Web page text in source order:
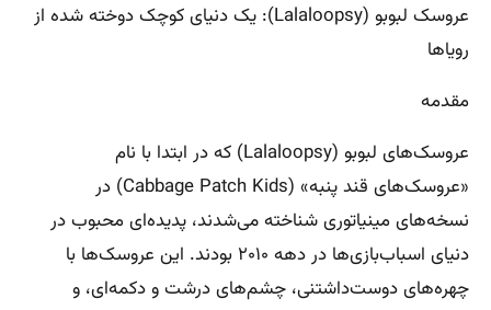
عروسک لبوبو (Lalaloopsy): یک دنیای کوچک دوخته شده از
رویاها
مقدمه
عروسک‌های لبوبو (Lalaloopsy) که در ابتدا با نام
«عروسک‌های قند پنبه» (Cabbage Patch Kids) در
نسخه‌های مینیاتوری شناخته می‌شدند، پدیده‌ای محبوب در
دنیای اسباب‌بازی‌ها در دهه ۲۰۱۰ بودند. این عروسک‌ها با
چهره‌های دوست‌داشتنی، چشم‌های درشت و دکمه‌ای، و